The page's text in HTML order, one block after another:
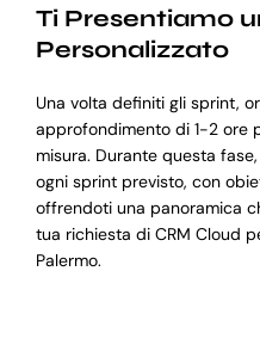
Ti Presentiamo
Personalizzato
Una volta definiti gli sprint,
approfondimento di 1-2 ore
misura. Durante questa
ogni sprint previsto, con
offrendoti una panoramica
tua richiesta di CRM Cloud
Palermo.